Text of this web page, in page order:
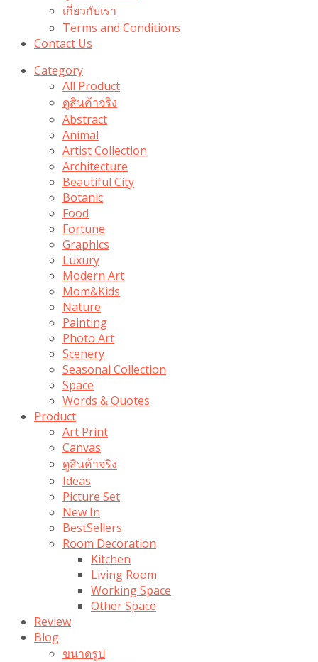
เกี่ยวกับเรา
Terms and Conditions
Contact Us
Category
All Product
ดูสินค้าจริง
Abstract
Animal
Artist Collection
Architecture
Beautiful City
Botanic
Food
Fortune
Graphics
Luxury
Modern Art
Mom&Kids
Nature
Painting
Photo Art
Scenery
Seasonal Collection
Space
Words & Quotes
Product
Art Print
Canvas
ดูสินค้าจริง
Ideas
Picture Set
New In
BestSellers
Room Decoration
Kitchen
Living Room
Working Space
Other Space
Review
Blog
ขนาดรูป